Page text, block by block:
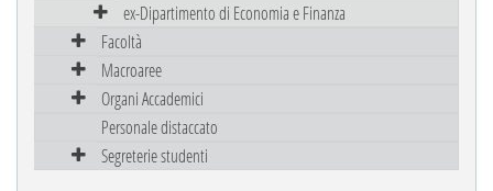
ex-Dipartimento di Economia e Finanza
Facoltà
Macroaree
Organi Accademici
Personale distaccato
Segreterie studenti